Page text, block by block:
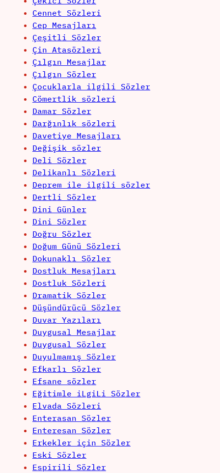
Cennet Sözleri
Cep Mesajları
Çeşitli Sözler
Çin Atasözleri
Çılgın Mesajlar
Çılgın Sözler
Çocuklarla ilgili Sözler
Cömertlik sözleri
Damar Sözler
Darğınlık sözleri
Davetiye Mesajları
Değişik sözler
Deli Sözler
Delikanlı Sözleri
Deprem ile ilgili sözler
Dertli Sözler
Dini Günler
Dini Sözler
Doğru Sözler
Doğum Günü Sözleri
Dokunaklı Sözler
Dostluk Mesajları
Dostluk Sözleri
Dramatik Sözler
Düşündürücü Sözler
Duvar Yazıları
Duygusal Mesajlar
Duygusal Sözler
Duyulmamış Sözler
Efkarlı Sözler
Efsane sözler
Eğitimle iLgiLi Sözler
Elvada Sözleri
Enterasan Sözler
Enteresan Sözler
Erkekler için Sözler
Eski Sözler
Espirili Sözler